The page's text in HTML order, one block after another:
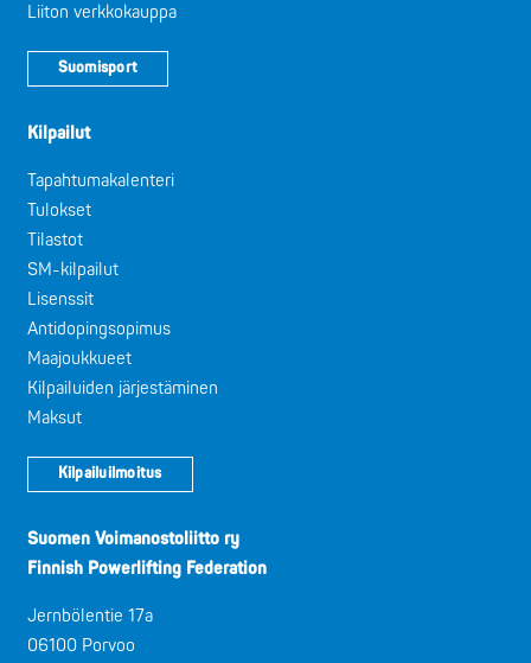
Liiton verkkokauppa
Suomisport
Kilpailut
Tapahtumakalenteri
Tulokset
Tilastot
SM-kilpailut
Lisenssit
Antidopingsopimus
Maajoukkueet
Kilpailuiden järjestäminen
Maksut
Kilpailuilmoitus
Suomen Voimanostoliitto ry
Finnish Powerlifting Federation
Jernbölentie 17a
06100 Porvoo